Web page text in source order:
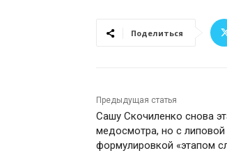
Поделиться
Предыдущая статья
Сашу Скочиленко снова
медосмотра, но с липовой
формулировкой «этапом